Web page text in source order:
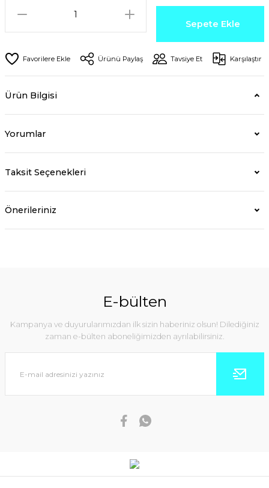
Sepete Ekle
Ürünü Paylaş Tavsiye Et Karşılaştır
Ürün Bilgisi
Yorumlar
Taksit Seçenekleri
Önerileriniz
E-bülten
Kampanya ve duyurularımızdan ilk sizin haberiniz olsun! Dilediğiniz
zaman e-bülten aboneliğimizden ayrılabilirsiniz.